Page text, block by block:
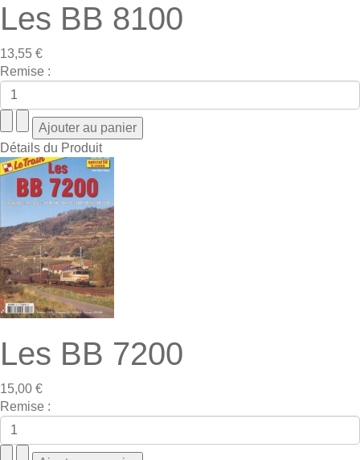
Les BB 8100
13,55 €
Remise :
Détails du Produit
Les BB 7200
15,00 €
Remise :